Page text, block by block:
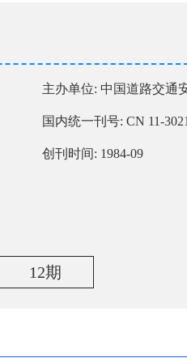
主办单位: 中国道路交通
国内统一刊号: CN 11-
创刊时间: 1984-09
12期